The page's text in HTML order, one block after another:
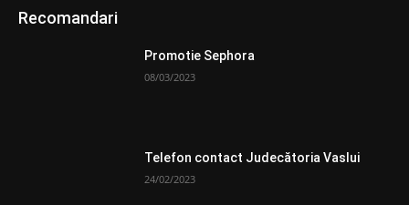
Recomandari
Promotie Sephora
08/03/2023
Telefon contact Judecătoria Vaslui
24/02/2023